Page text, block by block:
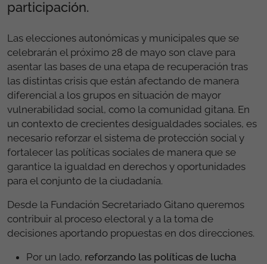
participación.
Las elecciones autonómicas y municipales que se
celebrarán el próximo 28 de mayo son clave para
asentar las bases de una etapa de recuperación tras
las distintas crisis que están afectando de manera
diferencial a los grupos en situación de mayor
vulnerabilidad social, como la comunidad gitana. En
un contexto de crecientes desigualdades sociales, es
necesario reforzar el sistema de protección social y
fortalecer las políticas sociales de manera que se
garantice la igualdad en derechos y oportunidades
para el conjunto de la ciudadanía.
Desde la Fundación Secretariado Gitano queremos
contribuir al proceso electoral y a la toma de
decisiones aportando propuestas en dos direcciones.
Por un lado, reforzando las políticas de lucha